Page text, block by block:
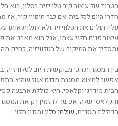
הטרנד של עיצוב קיר טלוויזיה בסלון, הוא
חדרו היום לכל בית. אם כבר חיפויי קיר,
עליו תולים את הטלוויזיה ולא לתלות אותו
עיצוב פנים בפני עצמו, אבל הוא מארגן את
ומסדיר את המיקום של הטלוויזיה, כחלק
בין המסגרות הכי מבוקשות היום לטלוויזיה,
אפשר למצוא מסגרת מדגם אגוז שהיא התפר
הבית מודרני וקלאסי. היא כוללת ארבעה
והקלאסי שלה. אפשר להזמין רק את
הכוללת מסגרת,שולחן סלוןומזנון תלוי.